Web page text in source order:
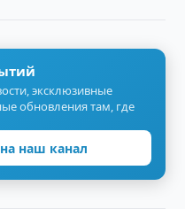
эксклюзивные
обновления там, где
наш канал